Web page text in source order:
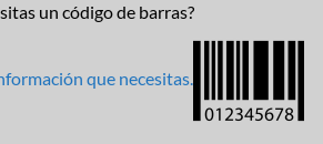
un código de barras?
que necesitas.